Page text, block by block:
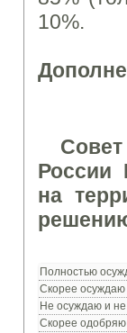
10%.
России
на
Полностью
Скорее осуждаю
Не осуждаю и не
Скорее одобряю